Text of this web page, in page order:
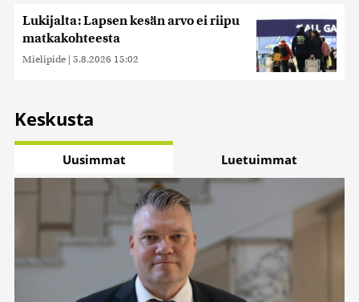
Lukijalta: Lapsen kesän arvo ei riipu
matkakohteesta
Mielipide | 5.8.2026 15:02
Keskusta
Uusimmat Luetuimmat